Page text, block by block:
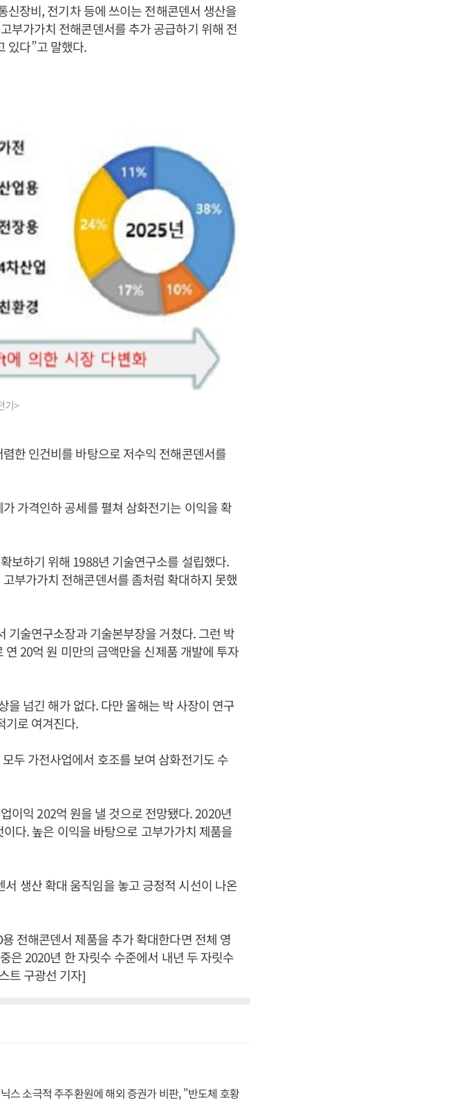
신장비, 전기차 등에 쓰이는 전해콘덴서 생산을
부가가치 전해콘덴서를 추가 공급하기 위해 전
있다”고 말했다.
기>
한 인건비를 바탕으로 저수익 전해콘덴서를
가격인하 공세를 펼쳐 삼화전기는 이익을 확
보하기 위해 1988년 기술연구소를 설립했다.
부가가치 전해콘덴서를 좀처럼 확대하지 못했
기술연구소장과 기술본부장을 거쳤다. 그런 박
20억 원 미만의 금액만을 신제품 개발에 투자
넘긴 해가 없다. 다만 올해는 박 사장이 연구
기로 여겨진다.
두 가전사업에서 호조를 보여 삼화전기도 수
이익 202억 원을 낼 것으로 전망됐다. 2020년
다. 높은 이익을 바탕으로 고부가가치 제품을
생산 확대 움직임을 놓고 긍정적 시선이 나온
전해콘덴서 제품을 추가 확대한다면 전체 영
은 2020년 한 자릿수 수준에서 내년 두 자릿수
트 구광선 기자]
스 소극적 주주환원에 해외 증권가 비판, "반도체 호황